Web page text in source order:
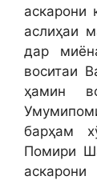
аскарони
аслиҳаи
дар
воситаи
ҳамин
барҳам
Помири